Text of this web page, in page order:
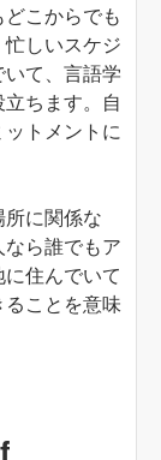
こからでも
しいスケジ
て、言語学
ちます。自
トメントに
に関係な
ら誰でもア
住んでいて
ことを意味